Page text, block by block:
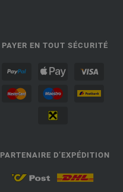
PAYER EN TOUT SÉCURITÉ
PARTENAIRE D’EXPÉDITION